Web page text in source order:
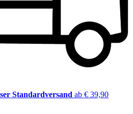
Standardversand ab € 39,90